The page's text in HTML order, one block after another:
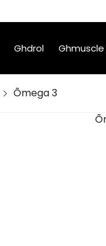
Ghdrol
Õmega 3